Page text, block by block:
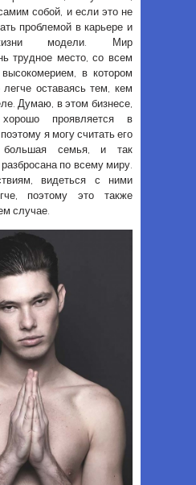
собой, и если это не
проблемой в карьере и
модели. Мир
трудное место, со всем
в котором
легче оставаясь тем, кем
Думаю, в этом бизнесе,
проявляется в
я могу считать его
семья, и так
по всему миру.
видеться с ними
поэтому это также
случае.